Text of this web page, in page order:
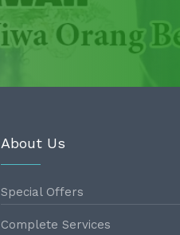
About Us
Special Offers
Complete Services